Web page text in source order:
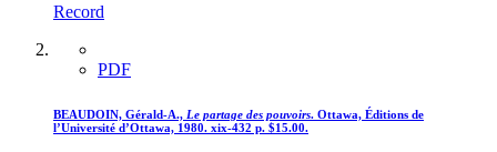
Record
PDF
BEAUDOIN, Gérald-A., Le partage des pouvoirs. Ottawa, Éditions de
l’Université d’Ottawa, 1980. xix-432 p. $15.00.